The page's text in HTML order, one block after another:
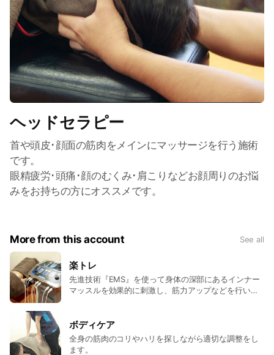
ヘッドセラピー
首や頭皮･顔面の筋肉をメインにマッサージを行う施術
です。
眼精疲労･頭痛･顔のむくみ･肩こりなどお顔周りのお悩
みをお持ちの方にオススメです。
More from this account See all
楽トレ
先進技術『EMS』を使って身体の深部にあるインナー
マッスルを効果的に刺激し、筋力アップなどを行いま
ボディケア
全身の筋肉のコリやハリを探しながら適切な調整をし
ます。